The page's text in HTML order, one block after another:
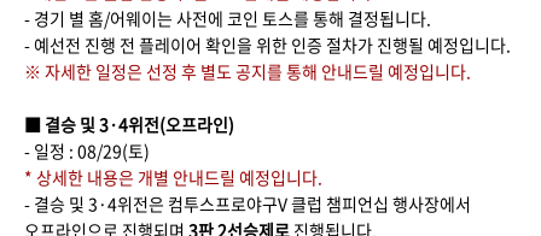
- 경기 별 홈/어웨이는 사전에 코인 토스를 통해 결정됩니다.
- 예선전 진행 전 플레이어 확인을 위한 인증 절차가 진행될 예정입니다.
※ 자세한 일정은 선정 후 별도 공지를 통해 안내드릴 예정입니다.
■ 결승 및 3·4위전(오프라인)
- 일정 : 08/29(토)
* 상세한 내용은 개별 안내드릴 예정입니다.
- 결승 및 3·4위전은 컴투스프로야구V 클럽 챔피언십 행사장에서
오프라인으로 진행되며 3판 2선승제로 진행됩니다.